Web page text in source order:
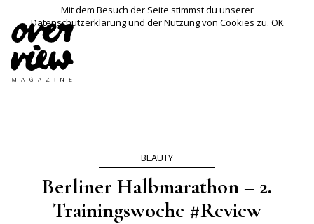
Mit dem Besuch der Seite stimmst du unserer
Datenschutzerklärungund der Nutzung von Cookies zu. OK
BEAUTY
Berliner Halbmarathon – 2.
Trainingswoche #Review